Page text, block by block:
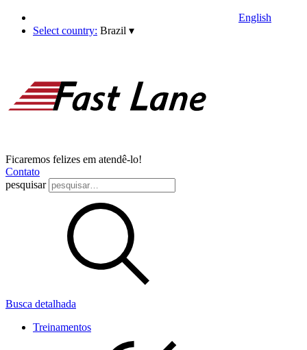
English
Select country: Brazil ▾
Ficaremos felizes em atendê-lo!
Contato
pesquisar
Busca detalhada
Treinamentos